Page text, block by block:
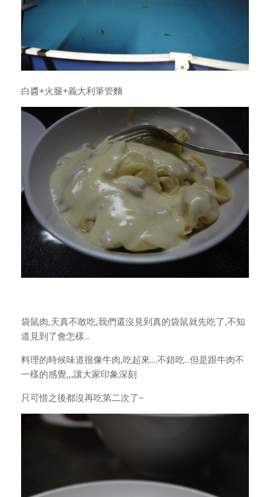
白醬+火腿+義大利筆管麵
袋鼠肉,天真不敢吃,我們還沒見到真的袋鼠就先吃了,不知
道見到了會怎樣...
料理的時候味道很像牛肉,吃起來....不錯吃...但是跟牛肉不
一樣的感覺,,,讓大家印象深刻
只可惜之後都沒再吃第二次了~